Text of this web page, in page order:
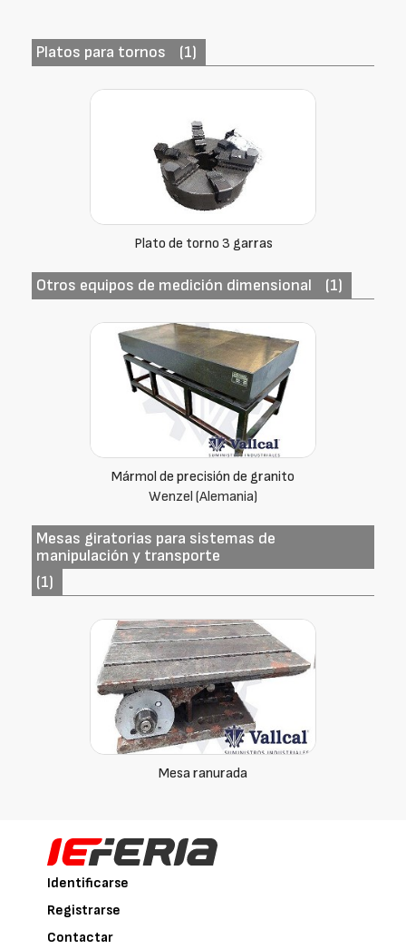
Platos para tornos (1)
Plato de torno 3 garras
Otros equipos de medición dimensional (1)
Mármol de precisión de granito
Wenzel (Alemania)
Mesas giratorias para sistemas de
manipulación y transporte
(1)
Mesa ranurada
Identificarse
Registrarse
Contactar